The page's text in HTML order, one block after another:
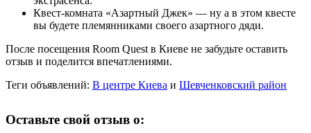
Квест-комната «Азартный Джек» — ну а в этом квесте
вы будете племянниками своего азартного дяди.
После посещения Room Quest в Киеве не забудьте оставить
отзыв и поделится впечатлениями.
Теги объявлений: В центре Киева и Шевченковский район
Оставьте свой отзыв о: